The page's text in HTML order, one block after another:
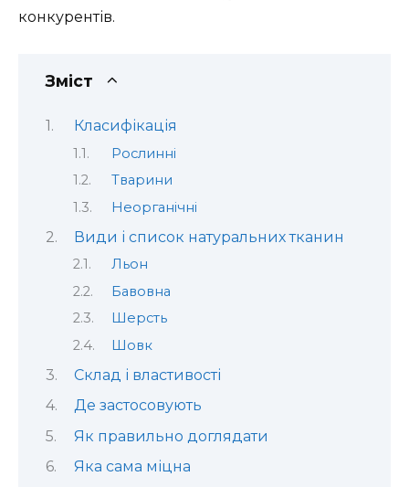
конкурентів.
Зміст
Класифікація
Рослинні
Тварини
Неорганічні
Види і список натуральних тканин
Льон
Бавовна
Шерсть
Шовк
Склад і властивості
Де застосовують
Як правильно доглядати
Яка сама міцна